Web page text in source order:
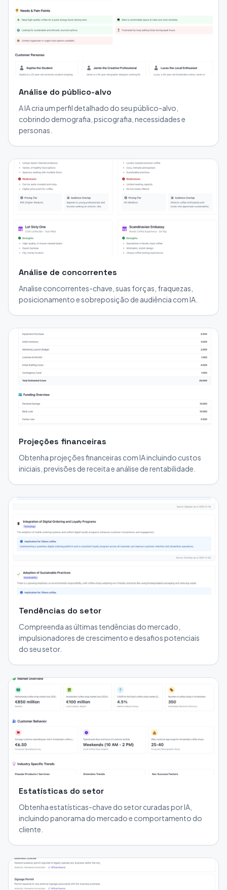
Análise do público-alvo
A IA cria um perfil detalhado do seu público-alvo,
cobrindo demografia, psicografia, necessidades e
personas.
Análise de concorrentes
Analise concorrentes-chave, suas forças, fraquezas,
posicionamento e sobreposição de audiência com IA.
Projeções financeiras
Obtenha projeções financeiras com IA incluindo custos
iniciais, previsões de receita e análise de rentabilidade.
Tendências do setor
Compreenda as últimas tendências do mercado,
impulsionadores de crescimento e desafios potenciais
do seu setor.
Estatísticas do setor
Obtenha estatísticas-chave do setor curadas por IA,
incluindo panorama do mercado e comportamento do
cliente.